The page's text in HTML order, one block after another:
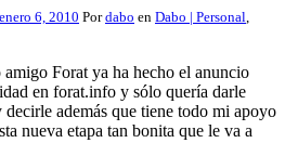
enero 6, 2010 Pordabo en Dabo | Personal
Forat ya ha hecho el anuncio
en forat.info y sólo quería darle
decirle además que tiene todo mi apoyo
nueva etapa tan bonita que le va a